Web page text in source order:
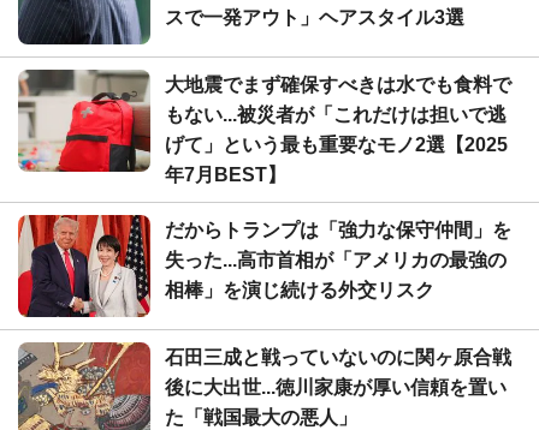
スで一発アウト」ヘアスタイル3選
大地震でまず確保すべきは水でも食料で
もない...被災者が「これだけは担いで逃
げて」という最も重要なモノ2選【2025
年7月BEST】
だからトランプは「強力な保守仲間」を
失った...高市首相が「アメリカの最強の
相棒」を演じ続ける外交リスク
石田三成と戦っていないのに関ヶ原合戦
後に大出世...徳川家康が厚い信頼を置い
た「戦国最大の悪人」